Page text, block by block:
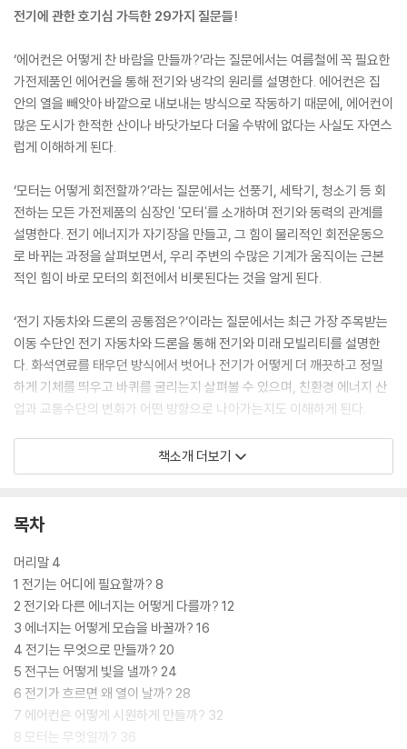
전기에 관한 호기심 가득한 29가지 질문들!
‘에어컨은 어떻게 찬 바람을 만들까?’라는 질문에서는 여름철에 꼭 필요한
가전제품인 에어컨을 통해 전기와 냉각의 원리를 설명한다. 에어컨은 집
안의 열을 빼앗아 바깥으로 내보내는 방식으로 작동하기 때문에, 에어컨이
많은 도시가 한적한 산이나 바닷가보다 더울 수밖에 없다는 사실도 자연스
럽게 이해하게 된다.
‘모터는 어떻게 회전할까?’라는 질문에서는 선풍기, 세탁기, 청소기 등 회
전하는 모든 가전제품의 심장인 '모터'를 소개하며 전기와 동력의 관계를
설명한다. 전기 에너지가 자기장을 만들고, 그 힘이 물리적인 회전운동으
로 바뀌는 과정을 살펴보면서, 우리 주변의 수많은 기계가 움직이는 근본
적인 힘이 바로 모터의 회전에서 비롯된다는 것을 알게 된다.
‘전기 자동차와 드론의 공통점은?’이라는 질문에서는 최근 가장 주목받는
이동 수단인 전기 자동차와 드론을 통해 전기와 미래 모빌리티를 설명한
다. 화석연료를 태우던 방식에서 벗어나 전기가 어떻게 더 깨끗하고 정밀
하게 기체를 띄우고 바퀴를 굴리는지 살펴볼 수 있으며, 친환경 에너지 산
업과 교통수단의 변화가 어떤 방향으로 나아가는지도 이해하게 된다.
‘전기는 우주로 가는 길도 열어 줄까?’라는 질문에서는 지구를 넘어 우주
탐사의 핵심 동력으로서의 전기를 다룬다. 인공위성을 궤도에 올리는 로켓
전기가 단순히 생활의 편리함을 넘어 인류가 우주로 나아가는 데 얼마나
이처럼 이 책은 전기가 어떻게 만들어지고 다른 에너지와 어떻게 다른지에
서 시작해, 모터, 배터리, 다양한 발전 방식, 전기의 위험성과 기후변화 문
제까지 폭넓게 다루고 있다. 호기심 가득한 29가지 질문을 따라가다 보면,
어느새 어린이들은 과학에 한 발 더 다가서게 될 것이다.
책소개 더보기
목차
머리말 4
1 전기는 어디에 필요할까? 8
2 전기와 다른 에너지는 어떻게 다를까? 12
3 에너지는 어떻게 모습을 바꿀까? 16
4 전기는 무엇으로 만들까? 20
5 전구는 어떻게 빛을 낼까? 24
6 전기가 흐르면 왜 열이 날까? 28
7 에어컨은 어떻게 시원하게 만들까? 32
8 모터는 무엇일까? 36